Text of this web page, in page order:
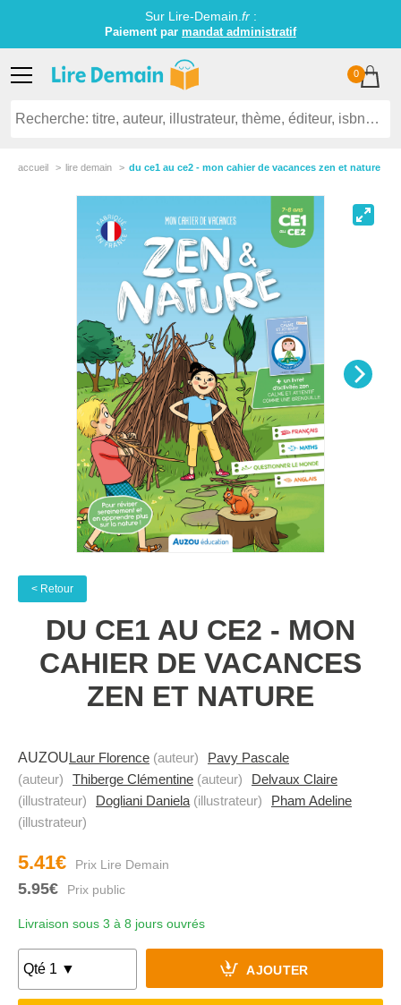
Sur Lire-Demain. fr:
Paiement par mandat administratif
0
accueil lire demain du ce1 au ce2 - mon cahier de vacances zen et nature
< Retour
DU CE1 AU CE2 - MON
CAHIER DE VACANCES
ZEN ET NATURE
AUZOULaur Florence (auteur)
Pavy Pascale
(auteur)
Thiberge Clémentine (auteur)
Delvaux Claire
(illustrateur)
Dogliani Daniela (illustrateur)
Pham Adeline
(illustrateur)
5.41€
5.95€
Livraison sous 3 à 8 jours ouvrés
AJOUTER